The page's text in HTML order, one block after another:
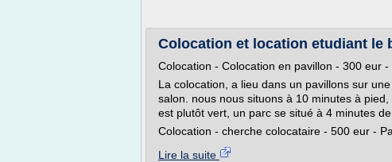
Colocation et location etudiant le
Colocation - Colocation en pavillon - 300 eur
La colocation, a lieu dans un pavillons sur
salon. nous nous situons à 10 minutes à
est plutôt vert, un parc se situé à 4 minutes
Colocation - cherche colocataire - 500 eur -
Lire la suite